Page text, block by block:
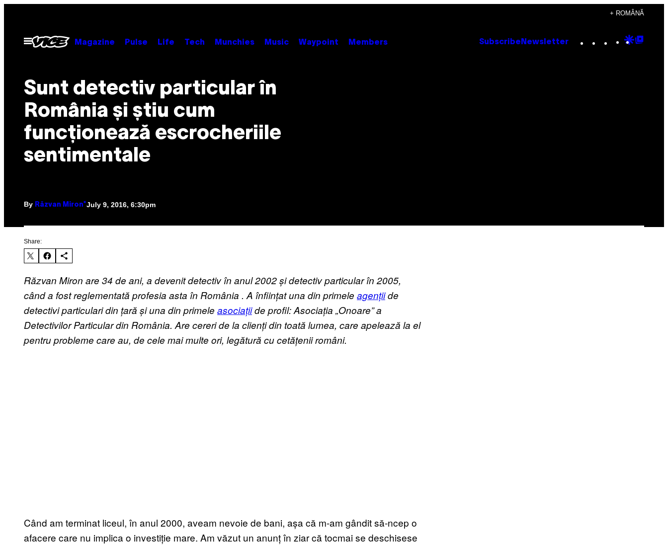
content
+ ROMÂNĂ
Open
Menu
Magazine Pulse Life Tech Munchies Music Waypoint Members Subscribe Newsletter Instagram
TikTok
YouTube
Google
Sunt detectiv particular în
România și știu cum
funcționează escrocheriile
sentimentale
By Răzvan Miron*July 9, 2016, 6:30pm
Share:
Răzvan Miron are 34 de ani, a devenit detectiv în anul 2002 și detectiv particular în 2005,
cânda fost reglementată profesia asta în România . A înființat una din primele agențiide
detectivi particulari din țară și una din primele asociațiide profil: Asociația „Onoare” a
Detectivilor Particular din România. Are cereri de la clienți din toată lumea, care apelează la el
pentru probleme care au, de cele mai multe ori, legătură cu cetățenii români.
Când am terminat liceul, în anul 2000, aveam nevoie de bani, așa că m-am gândit să-ncep o
afacere care nu implica o investiție mare. Am văzut un anunț în ziar că tocmai se deschisese